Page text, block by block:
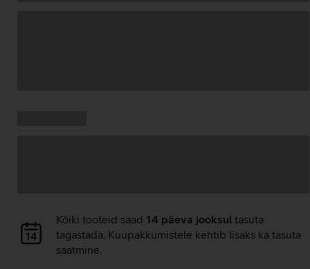
Andmete
laadimine
Kõiki tooteid saad 14 päeva jooksul tasuta
tagastada. Kuupakkumistele kehtib lisaks ka tasuta
saatmine.